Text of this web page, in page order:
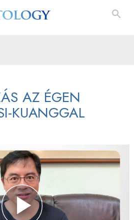
AZ ÉGEN
KUANGGAL